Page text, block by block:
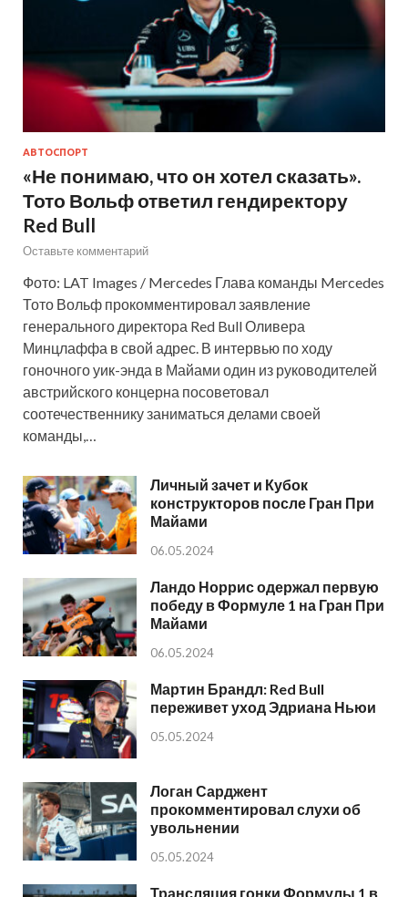
АВТОСПОРТ
«Не понимаю, что он хотел сказать».
Тото Вольф ответил гендиректору
Red Bull
Оставьте комментарий
Фото: LAT Images / Mercedes Глава команды Mercedes
Тото Вольф прокомментировал заявление
генерального директора Red Bull Оливера
Минцлаффа в свой адрес. В интервью по ходу
гоночного уик-энда в Майами один из руководителей
австрийского концерна посоветовал
соотечественнику заниматься делами своей
команды,…
Личный зачет и Кубок
конструкторов после Гран При
Майами
06.05.2024
Ландо Норрис одержал первую
победу в Формуле 1 на Гран При
Майами
06.05.2024
Мартин Брандл: Red Bull
переживет уход Эдриана Ньюи
05.05.2024
Логан Сарджент
прокомментировал слухи об
увольнении
05.05.2024
Трансляция гонки Формулы 1 в